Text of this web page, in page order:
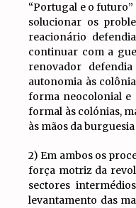
“Portugal e o
solucionar os
reacionário
continuar com a
renovador
autonomia às
forma neocolonial e
formal às colónias,
às mãos da
2) Em ambos os
força motriz da
sectores
levantamento das